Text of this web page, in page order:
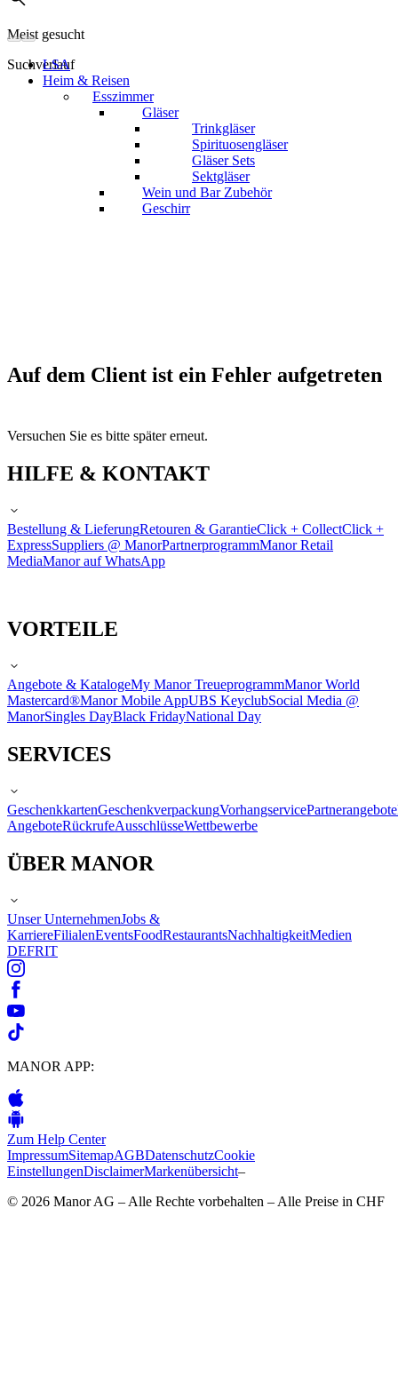
Meist gesucht
Suchverlauf
LSA
Heim & Reisen
Esszimmer
Gläser
Trinkgläser
Spirituosengläser
Gläser Sets
Sektgläser
Wein und Bar Zubehör
Geschirr
Auf dem Client ist ein Fehler aufgetreten
Versuchen Sie es bitte später erneut.
HILFE & KONTAKT
Bestellung & LieferungRetouren & GarantieClick + CollectClick +
ExpressSuppliers @ ManorPartnerprogrammManor Retail
MediaManor auf WhatsApp
VORTEILE
Angebote & KatalogeMy Manor TreueprogrammManor World
Mastercard®Manor Mobile AppUBS KeyclubSocial Media @
ManorSingles DayBlack FridayNational Day
SERVICES
GeschenkkartenGeschenkverpackungVorhangservicePartnerangebote
AngeboteRückrufeAusschlüsseWettbewerbe
ÜBER MANOR
Unser UnternehmenJobs &
KarriereFilialenEventsFoodRestaurantsNachhaltigkeitMedien
DEFRIT
MANOR APP:
Zum Help Center
ImpressumSitemapAGBDatenschutzCookie
EinstellungenDisclaimerMarkenübersicht–
© 2026 Manor AG – Alle Rechte vorbehalten – Alle Preise in CHF